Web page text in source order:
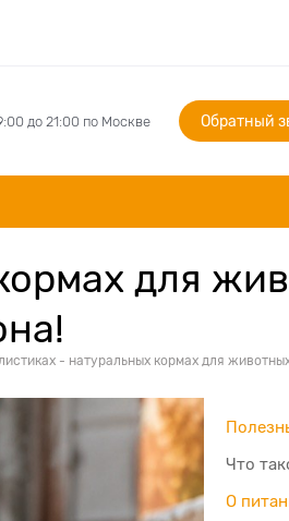
до 21:00 по Москве Обратный
для
- натуральных кормах для
Что
О